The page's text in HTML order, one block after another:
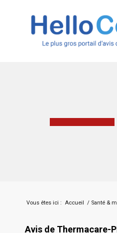
Vous êtes ici : Accueil / Santé &
Avis de Thermacare-